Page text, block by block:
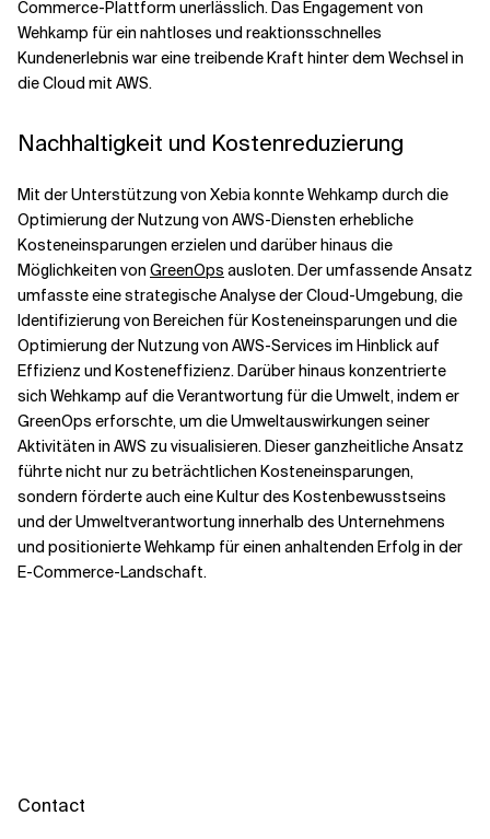
Commerce-Plattform unerlässlich. Das Engagement von
Wehkamp für ein nahtloses und reaktionsschnelles
Kundenerlebnis war eine treibende Kraft hinter dem Wechsel in
die Cloud mit AWS.
Nachhaltigkeit und Kostenreduzierung
Mit der Unterstützung von Xebia konnte Wehkamp durch die
Optimierung der Nutzung von AWS-Diensten erhebliche
Kosteneinsparungen erzielen und darüber hinaus die
Möglichkeiten von GreenOps ausloten. Der umfassende Ansatz
umfasste eine strategische Analyse der Cloud-Umgebung, die
Identifizierung von Bereichen für Kosteneinsparungen und die
Optimierung der Nutzung von AWS-Services im Hinblick auf
Effizienz und Kosteneffizienz. Darüber hinaus konzentrierte
sich Wehkamp auf die Verantwortung für die Umwelt, indem er
GreenOps erforschte, um die Umweltauswirkungen seiner
Aktivitäten in AWS zu visualisieren. Dieser ganzheitliche Ansatz
führte nicht nur zu beträchtlichen Kosteneinsparungen,
sondern förderte auch eine Kultur des Kostenbewusstseins
und der Umweltverantwortung innerhalb des Unternehmens
und positionierte Wehkamp für einen anhaltenden Erfolg in der
E-Commerce-Landschaft.
Contact